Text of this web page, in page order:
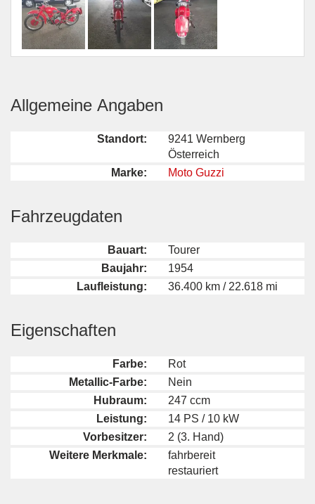
Allgemeine Angaben
Standort:
9241 Wernberg
Österreich
Marke:
Moto Guzzi
Fahrzeugdaten
Bauart:
Tourer
Baujahr:
1954
Laufleistung:
36.400 km / 22.618 mi
Eigenschaften
Farbe:
Rot
Metallic-Farbe:
Nein
Hubraum:
247 ccm
Leistung:
14 PS / 10 kW
Vorbesitzer:
2 (3. Hand)
Weitere Merkmale:
fahrbereit
restauriert